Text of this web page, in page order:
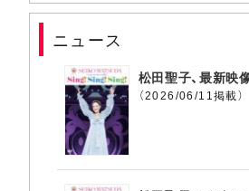
ニュース
松田聖子、最新映
（2026/06/11掲載）